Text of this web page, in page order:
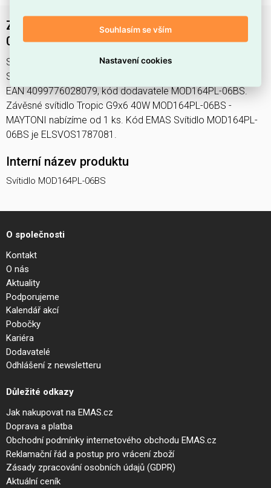
Závěsné svítidlo Tropic G9x6 40W MOD164PL-
06BS - MAYTONI
Svítidlo MOD164PL-06BS najdete v kategoriích Svítidla,
Svítidla, světelné zdroje a LED osvětlení, výrobce Maytoni,
EAN 4099776028079, kód dodavatele MOD164PL-06BS.
Závěsné svítidlo Tropic G9x6 40W MOD164PL-06BS -
MAYTONI nabízíme od 1 ks. Kód EMAS Svítidlo MOD164PL-
06BS je ELSVOS1787081.
Interní název produktu
Svítidlo MOD164PL-06BS
O společnosti
Kontakt
O nás
Aktuality
Podporujeme
Kalendář akcí
Pobočky
Kariéra
Dodavatelé
Odhlášení z newsletteru
Důležité odkazy
Jak nakupovat na EMAS.cz
Doprava a platba
Obchodní podmínky internetového obchodu EMAS.cz
Reklamační řád a postup pro vrácení zboží
Zásady zpracování osobních údajů (GDPR)
Aktuální ceník
Souhlasím se vším
Nastavení cookies